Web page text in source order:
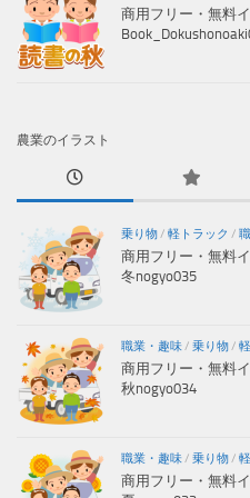
商用フリー・無料
農業のイラスト
乗り物/ 軽トラック /
商用フリー・無料
冬nogyo035
職業・趣味/ 乗り物/
商用フリー・無料
秋nogyo034
職業・趣味/ 乗り物/
商用フリー・無料